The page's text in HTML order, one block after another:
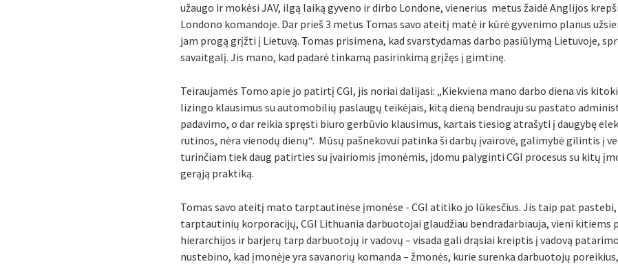
užaugo ir mokėsi JAV, ilgą laiką gyveno ir dirbo Londone, vienerius metus žaidė Anglijos
Londono komandoje. Dar prieš 3 metus Tomas savo ateitį matė ir kūrė gyvenimo planus
jam progą grįžti į Lietuvą. Tomas prisimena, kad svarstydamas darbo pasiūlymą Lietuvoje,
savaitgalį. Jis mano, kad padarė tinkamą pasirinkimą grįžęs į gimtinę.
Teiraujamės Tomo apie jo patirtį CGI, jis noriai dalijasi: „Kiekviena mano darbo diena vis
lizingo klausimus su automobilių paslaugų teikėjais, kitą dieną bendrauju su pastato
padavimo, o dar reikia spręsti biuro gerbūvio klausimus, kartais tiesiog atrašyti į daugybę
rutinos, nėra vienodų dienų“. Mūsų pašnekovui patinka ši darbų įvairovė, galimybė gilintis į
turinčiam tiek daug patirties su įvairiomis įmonėmis, įdomu palyginti CGI procesus su kitų
gerąją praktiką.
Tomas savo ateitį mato tarptautinėse įmonėse - CGI atitiko jo lūkesčius. Jis taip pat
tarptautinių korporacijų, CGI Lithuania darbuotojai glaudžiau bendradarbiauja, vieni kitiems
hierarchijos ir barjerų tarp darbuotojų ir vadovų – visada gali drąsiai kreiptis į vadovą
nustebino, kad įmonėje yra savanorių komanda – žmonės, kurie surenka darbuotojų